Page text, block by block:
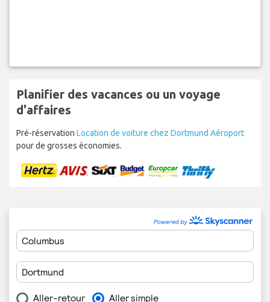
Planifier des vacances ou un voyage
d'affaires
Pré-réservation Location de voiture chez Dortmund Aéroport
pour de grosses économies.